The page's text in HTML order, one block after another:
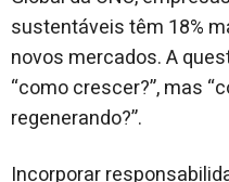
sustentáveis têm 18%
novos mercados. A
“como crescer?”, mas
regenerando?”.
Incorporar